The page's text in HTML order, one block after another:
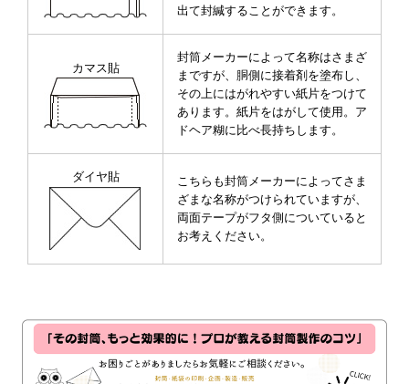
出て封緘することができます。
カマス貼
封筒メーカーによって名称はさまざ
まですが、胴側に接着剤を塗布し、
その上にはがれやすい紙片をつけて
あります。紙片をはがして使用。ア
ドヘア糊に比べ長持ちします。
ダイヤ貼
こちらも封筒メーカーによってさま
ざまな名称がつけられていますが、
両面テープがフタ側についていると
お考えください。